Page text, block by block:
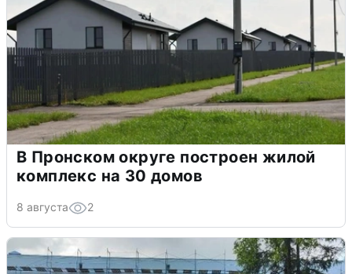
В Пронском округе построен жилой
комплекс на 30 домов
8 августа 2